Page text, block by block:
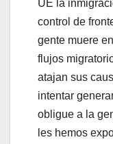
UE la
control de
gente muere
flujos
atajan sus
intentar
obligue a la
les hemos